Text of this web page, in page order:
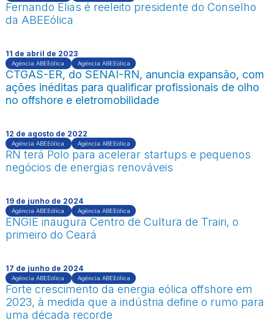
Fernando Elias é reeleito presidente do Conselho
da ABEEólica
11 de abril de 2023
Agência ABEEólica Agência ABEEólica
CTGAS-ER, do SENAI-RN, anuncia expansão, com
ações inéditas para qualificar profissionais de olho
no offshore e eletromobilidade
12 de agosto de 2022
Agência ABEEólica Agência ABEEólica
RN terá Polo para acelerar startups e pequenos
negócios de energias renováveis
19 de junho de 2024
Agência ABEEólica Agência ABEEólica
ENGIE inaugura Centro de Cultura de Trairi, o
primeiro do Ceará
17 de junho de 2024
Agência ABEEólica Agência ABEEólica
Forte crescimento da energia eólica offshore em
2023, à medida que a indústria define o rumo para
uma década recorde